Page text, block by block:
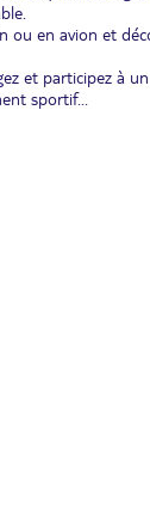
ou en avion et
et participez à
sportif...